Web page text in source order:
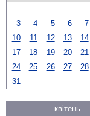
3
4 5 6 7
10
11 12 13 14
17
18 19 20 21
24
25 26 27 28
31
квітень